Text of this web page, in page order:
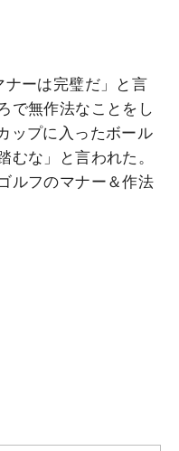
ーは完璧だ」と言
で無作法なことをし
ップに入ったボール
むな」と言われた。
ルフのマナー＆作法